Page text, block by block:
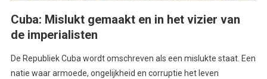
Cuba: Mislukt gemaakt en in het vizier van
de imperialisten
De Republiek Cuba wordt omschreven als een mislukte staat. Een
natie waar armoede, ongelijkheid en corruptie het leven